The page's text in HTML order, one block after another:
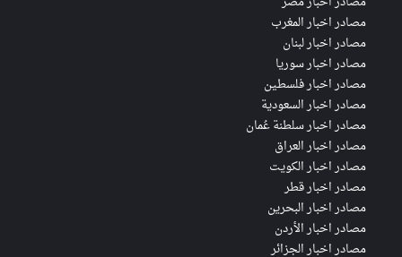
مصادر اخبار المغرب
مصادر اخبار لبنان
مصادر اخبار سوريا
مصادر اخبار فلسطين
مصادر اخبار السعودية
مصادر اخبار سلطنة عُمان
مصادر اخبار العراق
مصادر اخبار الكويت
مصادر اخبار قطر
مصادر اخبار البحرين
مصادر اخبار الأردن
مصادر اخبار الجزائر